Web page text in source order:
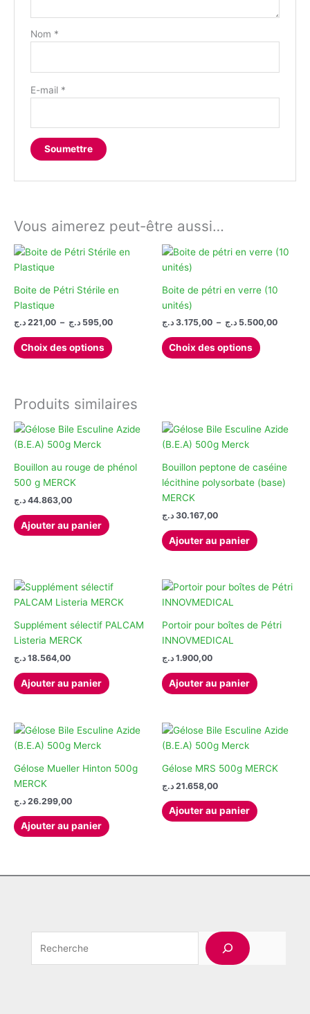
Nom *
E-mail *
Vous aimerez peut-être aussi…
Boite de Pétri Stérile en
Plastique
221,00 د.ج – 595,00 د.ج
Plage
Choix des options
produit
variations.
options
être
Boite de pétri en verre (10
unités)
3.175,00 د.ج – 5.500,00 د.ج
Plage
Choix des options
produit
options
être
choisies
Produits similaires
Bouillon au rouge de phénol
500 g MERCK
44.863,00 د.ج
Ajouter au panier
Bouillon peptone de caséine
lécithine polysorbate (base)
MERCK
30.167,00 د.ج
Ajouter au panier
Supplément sélectif PALCAM
Listeria MERCK
18.564,00 د.ج
Ajouter au panier
Portoir pour boîtes de Pétri
INNOVMEDICAL
1.900,00 د.ج
Ajouter au panier
Gélose Mueller Hinton 500g
MERCK
26.299,00 د.ج
Ajouter au panier
Gélose MRS 500g MERCK
21.658,00 د.ج
Ajouter au panier
Rechercher